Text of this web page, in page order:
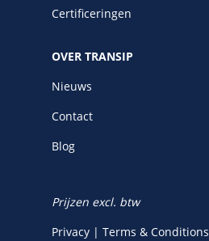
Certificeringen
OVER TRANSIP
Nieuws
Contact
Blog
Prijzen excl. btw
Privacy | Terms & Conditions